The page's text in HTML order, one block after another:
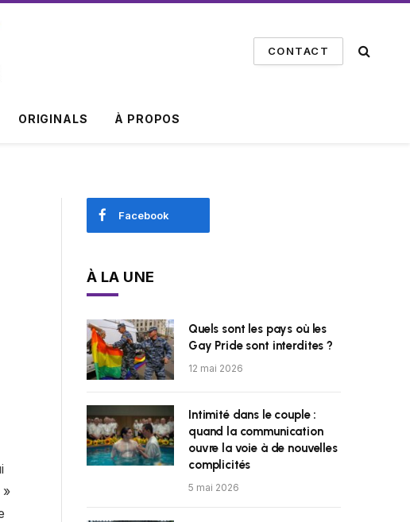
CONTACT
ORIGINALS À PROPOS
»
Facebook
À LA UNE
Quels sont les pays où les
Gay Pride sont interdites ?
12 mai 2026
Intimité dans le couple :
quand la communication
ouvre la voie à de nouvelles
complicités
5 mai 2026